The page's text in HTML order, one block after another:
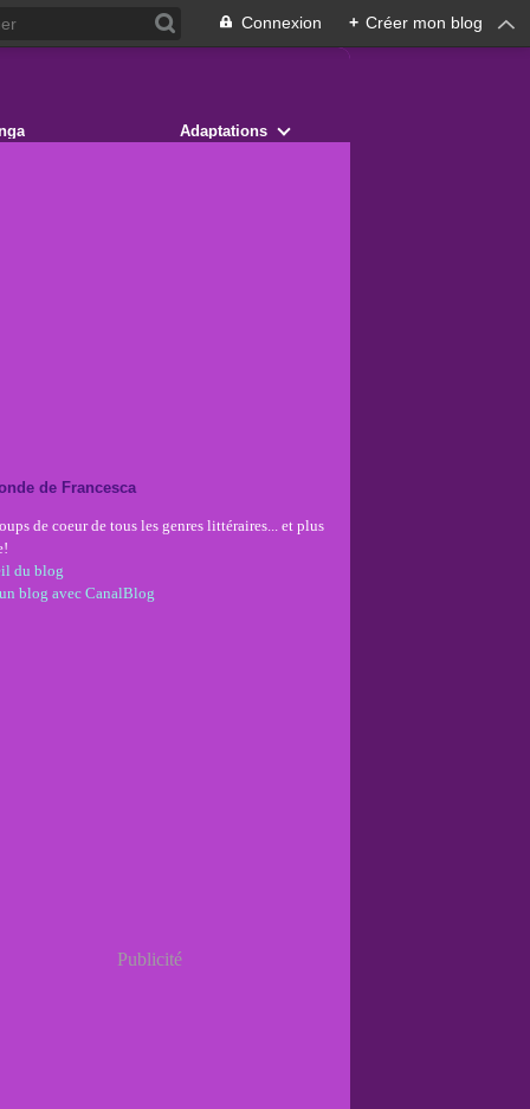
Connexion + Créer mon blog
Adaptations
de Francesca
de coeur de tous les genres littéraires... et plus
du blog
blog avec CanalBlog
Publicité